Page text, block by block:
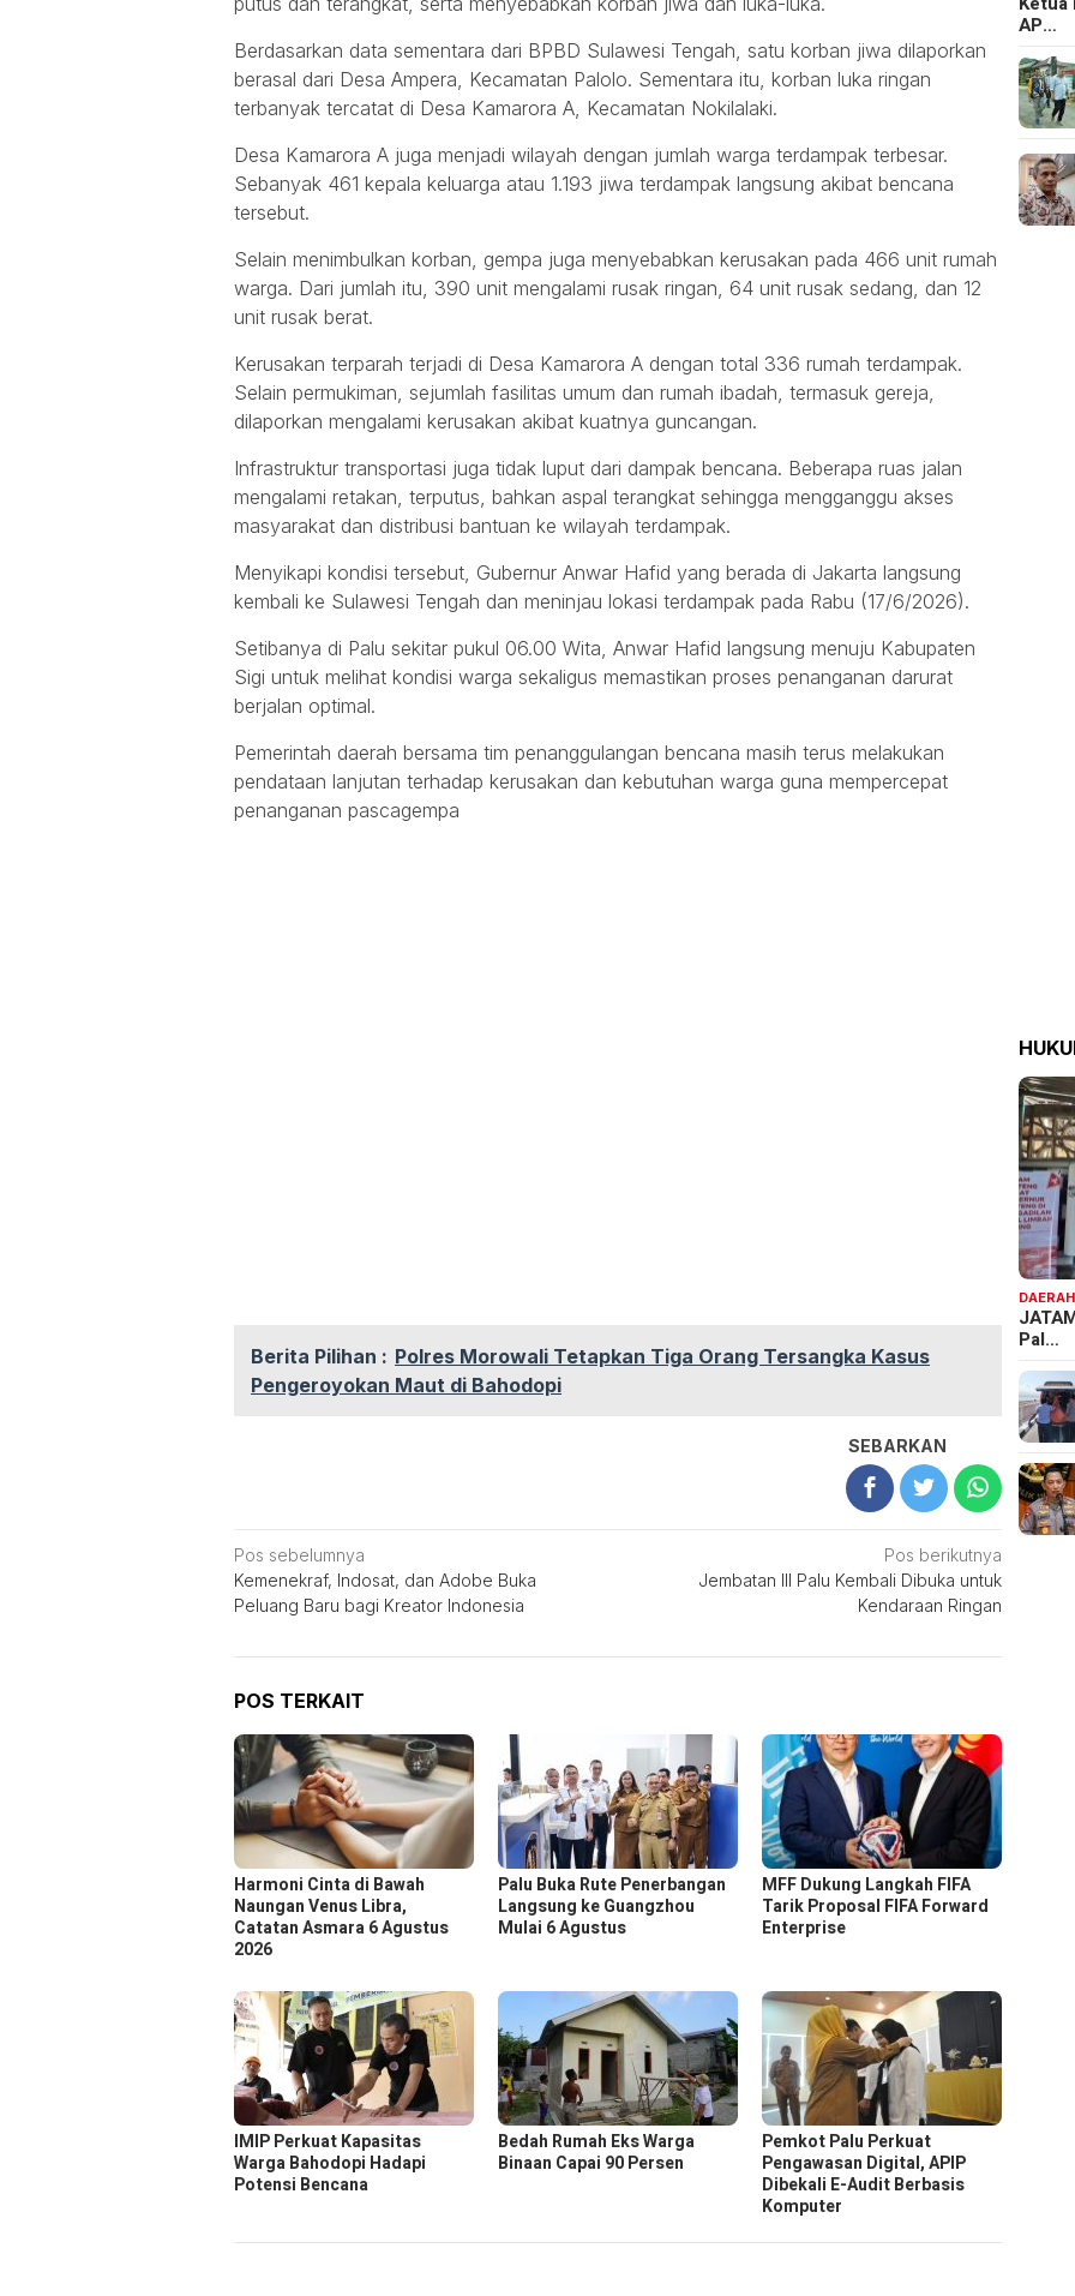
Berdasarkan data sementara dari BPBD Sulawesi Tengah, satu korban jiwa dilaporkan
berasal dari Desa Ampera, Kecamatan Palolo. Sementara itu, korban luka ringan
terbanyak tercatat di Desa Kamarora A, Kecamatan Nokilalaki.
Desa Kamarora A juga menjadi wilayah dengan jumlah warga terdampak terbesar.
Sebanyak 461 kepala keluarga atau 1.193 jiwa terdampak langsung akibat bencana
tersebut.
Selain menimbulkan korban, gempa juga menyebabkan kerusakan pada 466 unit rumah
warga. Dari jumlah itu, 390 unit mengalami rusak ringan, 64 unit rusak sedang, dan 12
unit rusak berat.
Kerusakan terparah terjadi di Desa Kamarora A dengan total 336 rumah terdampak.
Selain permukiman, sejumlah fasilitas umum dan rumah ibadah, termasuk gereja,
dilaporkan mengalami kerusakan akibat kuatnya guncangan.
Infrastruktur transportasi juga tidak luput dari dampak bencana. Beberapa ruas jalan
mengalami retakan, terputus, bahkan aspal terangkat sehingga mengganggu akses
masyarakat dan distribusi bantuan ke wilayah terdampak.
Menyikapi kondisi tersebut, Gubernur Anwar Hafid yang berada di Jakarta langsung
kembali ke Sulawesi Tengah dan meninjau lokasi terdampak pada Rabu (17/6/2026).
Setibanya di Palu sekitar pukul 06.00 Wita, Anwar Hafid langsung menuju Kabupaten
Sigi untuk melihat kondisi warga sekaligus memastikan proses penanganan darurat
berjalan optimal.
Pemerintah daerah bersama tim penanggulangan bencana masih terus melakukan
pendataan lanjutan terhadap kerusakan dan kebutuhan warga guna mempercepat
penanganan pascagempa
Berita Pilihan : Polres Morowali Tetapkan Tiga Orang Tersangka Kasus
Pengeroyokan Maut di Bahodopi
SEBARKAN
Navigasi
pos
Pos sebelumnya
Kemenekraf, Indosat, dan Adobe Buka
Peluang Baru bagi Kreator Indonesia
Pos berikutnya
Jembatan III Palu Kembali Dibuka untuk
Kendaraan Ringan
POS TERKAIT
Harmoni Cinta di Bawah
Naungan Venus Libra,
Catatan Asmara 6 Agustus
2026
Palu Buka Rute Penerbangan
Langsung ke Guangzhou
Mulai 6 Agustus
MFF Dukung Langkah FIFA
Tarik Proposal FIFA Forward
Enterprise
IMIP Perkuat Kapasitas
Warga Bahodopi Hadapi
Potensi Bencana
Bedah Rumah Eks Warga
Binaan Capai 90 Persen
Pemkot Palu Perkuat
Pengawasan Digital, APIP
Dibekali E-Audit Berbasis
Komputer
AP…
DAERAH
Pal…